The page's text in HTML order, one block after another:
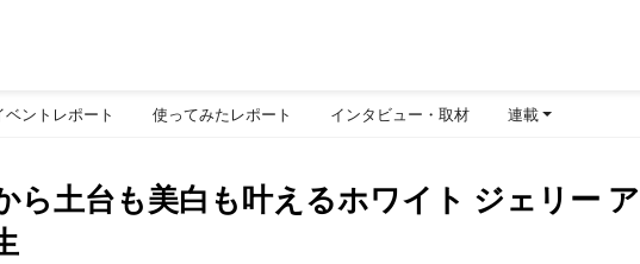
ベントレポート 使ってみたレポート インタビュー・取材 連載
ら土台も美白も叶えるホワイト ジェリー ア